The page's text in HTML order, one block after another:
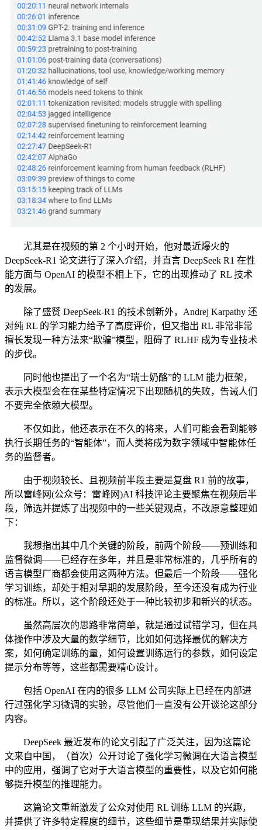
尤其是在视频的第 2 个小时开始，他对最近爆火的
DeepSeek-R1 论文进行了深入介绍，并直言 DeepSeek R1 在性
能方面与 OpenAI 的模型不相上下，它的出现推动了 RL 技术
的发展。
除了盛赞 DeepSeek-R1 的技术创新外，Andrej Karpathy 还
对纯 RL 的学习能力给予了高度评价，但又指出 RL 非常非常
擅长发现一种方法来“欺骗”模型，阻碍了 RLHF 成为专业技术
的步伐。
同时他也提出了一个名为“瑞士奶酪”的 LLM 能力框架，
表示大模型会在在某些特定情况下出现随机的失败，告诫人们
不要完全依赖大模型。
不仅如此，他还表示在不久的将来，人们可能会看到能够
执行长期任务的“智能体”，而人类将成为数字领域中智能体任
务的监督者。
由于视频较长、且视频前半段主要是复盘 R1 前的故事，
所以雷峰网(公众号：雷峰网)AI 科技评论主要聚焦在视频后半
段，筛选并提炼了出视频中的一些关键观点，不改原意整理如
下：
我想指出其中几个关键的阶段，前两个阶段——预训练和
监督微调——已经存在多年，并且是非常标准的，几乎所有的
语言模型厂商都会使用这两种方法。但最后一个阶段——强化
学习训练，却处于相对早期的发展阶段，至今还没有成为行业
的标准。所以，这个阶段还处于一种比较初步和新兴的状态。
虽然高层次的思路非常简单，就是通过试错学习，但在具
体操作中涉及大量的数学细节，比如如何选择最优的解决方
案，如何确定训练的量，如何设置训练运行的参数，如何设定
提示分布等等，这些都需要精心设计。
包括 OpenAI 在内的很多 LLM 公司实际上已经在内部进
行过强化学习微调的实验，尽管他们一直没有公开谈论这部分
内容。
DeepSeek 最近发布的论文引起了广泛关注，因为这篇论
文来自中国，（首次）公开讨论了强化学习微调在大语言模型
中的应用，强调了它对于大语言模型的重要性，以及它如何能
够提升模型的推理能力。
这篇论文重新激发了公众对使用 RL 训练 LLM 的兴趣，
并提供了许多特定程度的细节，这些细节是重现结果并实际使